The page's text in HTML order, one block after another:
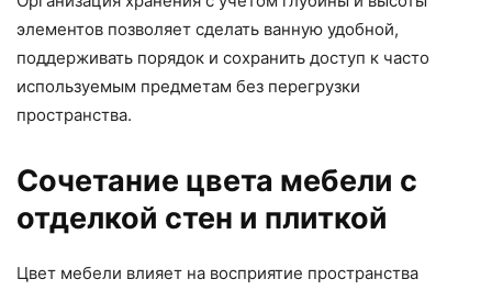
элементов позволяет сделать ванную удобной,
поддерживать порядок и сохранить доступ к часто
используемым предметам без перегрузки
пространства.
Сочетание цвета мебели с
отделкой стен и плиткой
Цвет мебели влияет на восприятие пространства